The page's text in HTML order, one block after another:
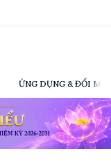
ỨNG DỤNG & ĐỔI